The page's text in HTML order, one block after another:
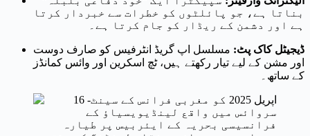
بناتا ہے، جو پائلٹوں کو خطرات سے خبردار کرتا
ہے اور دشمن کے ریڈار کو جام کرتا ہے۔
ڈیجیٹل کاک پٹ: مسلسل اپ گریڈ انٹرفیس کو صارف دوست
اور مشن کے لیے تیار رکھتے ہیں، ٹچ اسکرین اور وائس کمانڈز
کے ساتھ۔